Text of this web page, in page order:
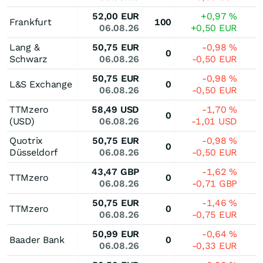
Frankfurt
52,00 EUR
06.08.26
100
+0,97%
+0,50 EUR
Lang &
Schwarz
50,75 EUR
06.08.26
0
-0,98%
-0,50 EUR
L&S Exchange
50,75 EUR
06.08.26
0
-0,98%
-0,50 EUR
TTMzero
(USD)
58,49 USD
06.08.26
0
-1,70%
-1,01 USD
Quotrix
Düsseldorf
50,75 EUR
06.08.26
0
-0,98%
-0,50 EUR
TTMzero
43,47 GBP
06.08.26
0
-1,62%
-0,71 GBP
TTMzero
50,75 EUR
06.08.26
0
-1,46%
-0,75 EUR
Baader Bank
50,99 EUR
06.08.26
0
-0,64%
-0,33 EUR